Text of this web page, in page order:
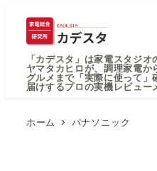
「カデスタ」は家電スタジ
ヤマタカヒロが、調理家電か
グルメまで「実際に使って
届けするプロの実機レビュー
ホーム パナソニック